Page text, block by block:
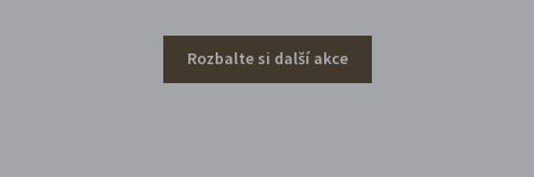
Rozbalte si další akce